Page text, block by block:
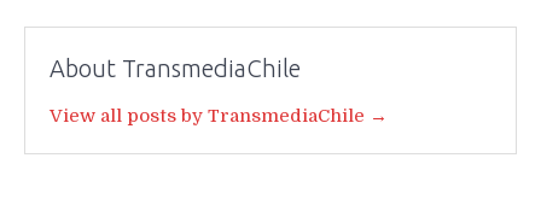
About TransmediaChile
View all posts by TransmediaChile →